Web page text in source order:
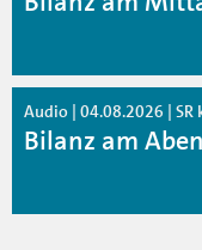
Audio | 04.08.2026 | SR
Bilanz am